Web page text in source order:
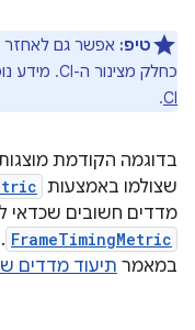
טיפ:
כחלק מצינור ה-CI. מידע נוסף זמין במאמר בנושא
CI
.
בדוגמה הקודמת
שצולמו באמצעות
מדדים חשובים שכדאי
FrameTimingMetric
במאמר תיעוד מדדים